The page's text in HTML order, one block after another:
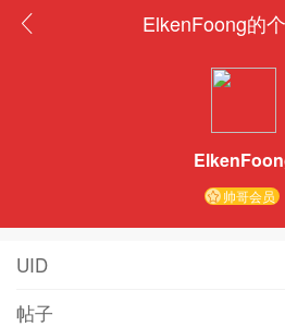
ElkenFoong的
帅哥会员
UID
帖子